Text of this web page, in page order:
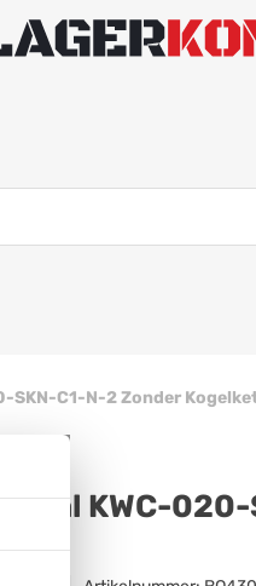
SKN-C1-N-2 Zonder
KWC-